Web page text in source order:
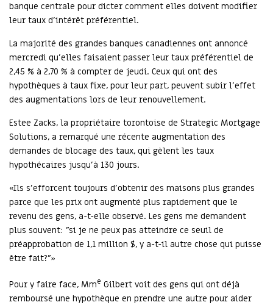
banque centrale pour dicter comment elles doivent modifier
leur taux d'intérêt préférentiel.
La majorité des grandes banques canadiennes ont annoncé
mercredi qu'elles faisaient passer leur taux préférentiel de
2,45 % à 2,70 % à compter de jeudi. Ceux qui ont des
hypothèques à taux fixe, pour leur part, peuvent subir l'effet
des augmentations lors de leur renouvellement.
Estee Zacks, la propriétaire torontoise de Strategic Mortgage
Solutions, a remarqué une récente augmentation des
demandes de blocage des taux, qui gèlent les taux
hypothécaires jusqu'à 130 jours.
«Ils s'efforcent toujours d'obtenir des maisons plus grandes
parce que les prix ont augmenté plus rapidement que le
revenu des gens, a-t-elle observé. Les gens me demandent
plus souvent: "si je ne peux pas atteindre ce seuil de
préapprobation de 1,1 million $, y a-t-il autre chose qui puisse
être fait?"»
Pour y faire face, Mme Gilbert voit des gens qui ont déjà
remboursé une hypothèque en prendre une autre pour aider